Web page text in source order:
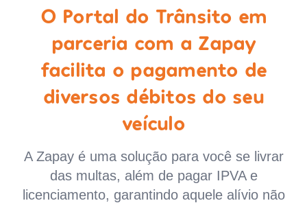
O Portal do Trânsito em
parceria com a Zapay
facilita o pagamento de
diversos débitos do seu
veículo
A Zapay é uma solução para você se livrar
das multas, além de pagar IPVA e
licenciamento, garantindo aquele alívio não